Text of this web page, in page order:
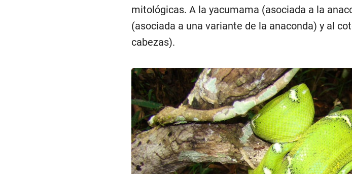
mitológicas. A la yacumama (asociada a la
(asociada a una variante de la anaconda) y al
cabezas).